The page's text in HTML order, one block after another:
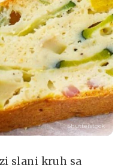
Shutterstock
slani kruh sa